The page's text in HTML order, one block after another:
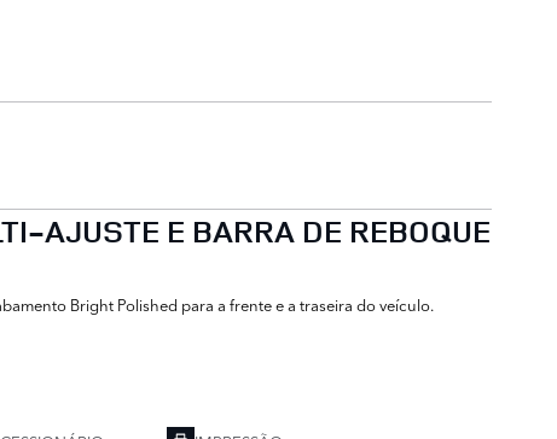
AJUSTE E BARRA DE REBOQUE
Bright Polished para a frente e a traseira do veículo.